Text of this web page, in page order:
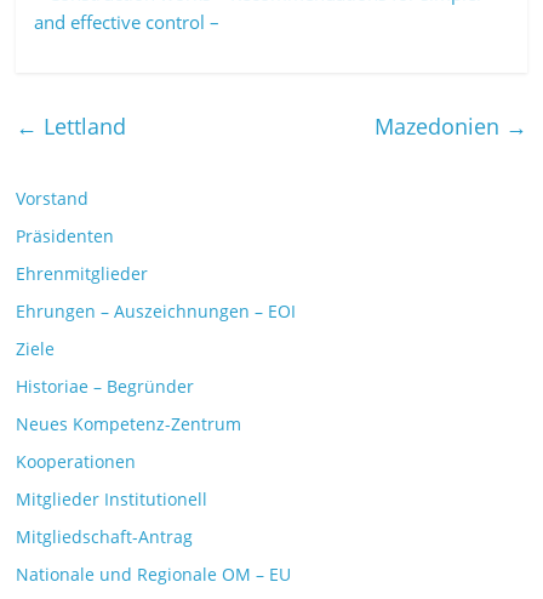
and effective control –
← Lettland Mazedonien →
Vorstand
Präsidenten
Ehrenmitglieder
Ehrungen – Auszeichnungen – EOI
Ziele
Historiae – Begründer
Neues Kompetenz-Zentrum
Kooperationen
Mitglieder Institutionell
Mitgliedschaft-Antrag
Nationale und Regionale OM – EU